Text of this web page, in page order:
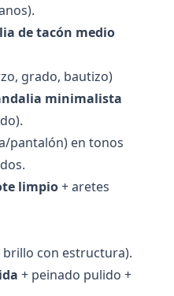
de tacón medio
grado, bautizo)
minimalista
pantalón) en tonos
limpio+ aretes
brillo con estructura).
+ peinado pulido +